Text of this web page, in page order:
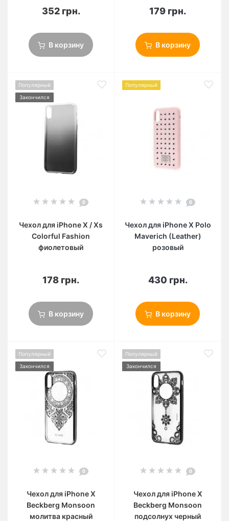
352 грн.
В корзину
179 грн.
В корзину
Популярный
Закончился
0
Чехол для iPhone X / Xs
Colorful Fashion
фиолетовый
178 грн.
В корзину
Популярный
0
Чехол для iPhone X Polo
Maverich (Leather)
розовый
430 грн.
В корзину
Популярный
Закончился
0
Чехол для iPhone X
Beckberg Monsoon
молитва красный
Популярный
Закончился
0
Чехол для iPhone X
Beckberg Monsoon
подсолнух черный